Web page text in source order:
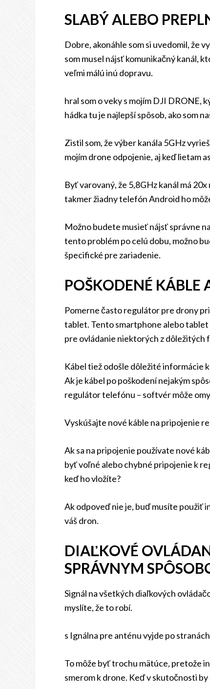
SLABÝ ALEBO
Dobre, akonáhle som si uvedomil, že
som musel nájsť komunikačný kanál,
veľmi málú inú dopravu.
hral som o veky s mojím DJI DRONE,
hádka tu je najlepší spôsob, ako som
Zistil som, že výber kanála 5GHz
mojím drone odpojenie, aj keď lietam
Byť varovaný, že 5,8GHz kanál má
takmer žiadny telefón Android ho
Možno budete musieť nájsť správne
tento problém po celú dobu, možno
špecifické pre zariadenie.
POŠKODENÉ KÁBLE
Pomerne často regulátor pre drony
tablet. Tento smartphone alebo tablet
pre ovládanie niektorých z dôležitých
Kábel tiež odošle dôležité informácie
Ak je kábel po poškodení nejakým
regulátor telefónu – softvér môže
Vyskúšajte nové káble na pripojenie
Ak sa na pripojenie používate nové
byť voľné alebo chybné pripojenie k
keď ho vložíte?
Ak odpoveď nie je, buď musíte použiť
váš dron.
DIAĽKOVÉ
SPRÁVNYM
Signál na všetkých diaľkových
myslíte, že to robí.
s Ignálna pre anténu vyjde po
To môže byť trochu mätúce, pretože
smerom k drone. Keď v skutočnosti